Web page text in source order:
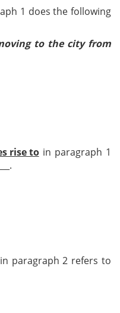
1 does the following
to the city from
rise toin paragraph 1
in paragraph 2 refers to